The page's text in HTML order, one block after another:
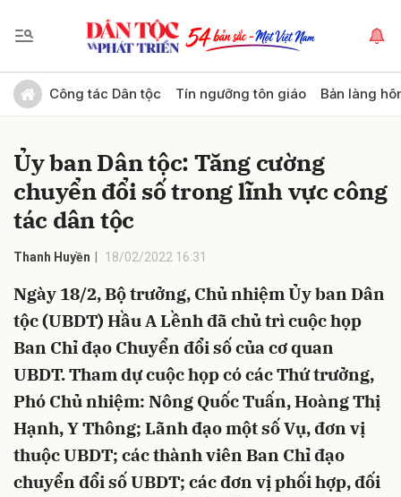
Công tác Dân tộc Tín ngưỡng tôn giáo Bản làng
Ủy ban Dân tộc: Tăng cường
chuyển đổi số trong lĩnh vực công
tác dân tộc
Thanh Huyền 18/02/2022 16:31
Ngày 18/2, Bộ trưởng, Chủ nhiệm Ủy ban Dân
tộc (UBDT) Hầu A Lềnh đã chủ trì cuộc họp
Ban Chỉ đạo Chuyển đổi số của cơ quan
UBDT. Tham dự cuộc họp có các Thứ trưởng,
Phó Chủ nhiệm: Nông Quốc Tuấn, Hoàng Thị
Hạnh, Y Thông; Lãnh đạo một số Vụ, đơn vị
thuộc UBDT; các thành viên Ban Chỉ đạo
chuyển đổi số UBDT; các đơn vị phối hợp, đối
Gửi bình luận